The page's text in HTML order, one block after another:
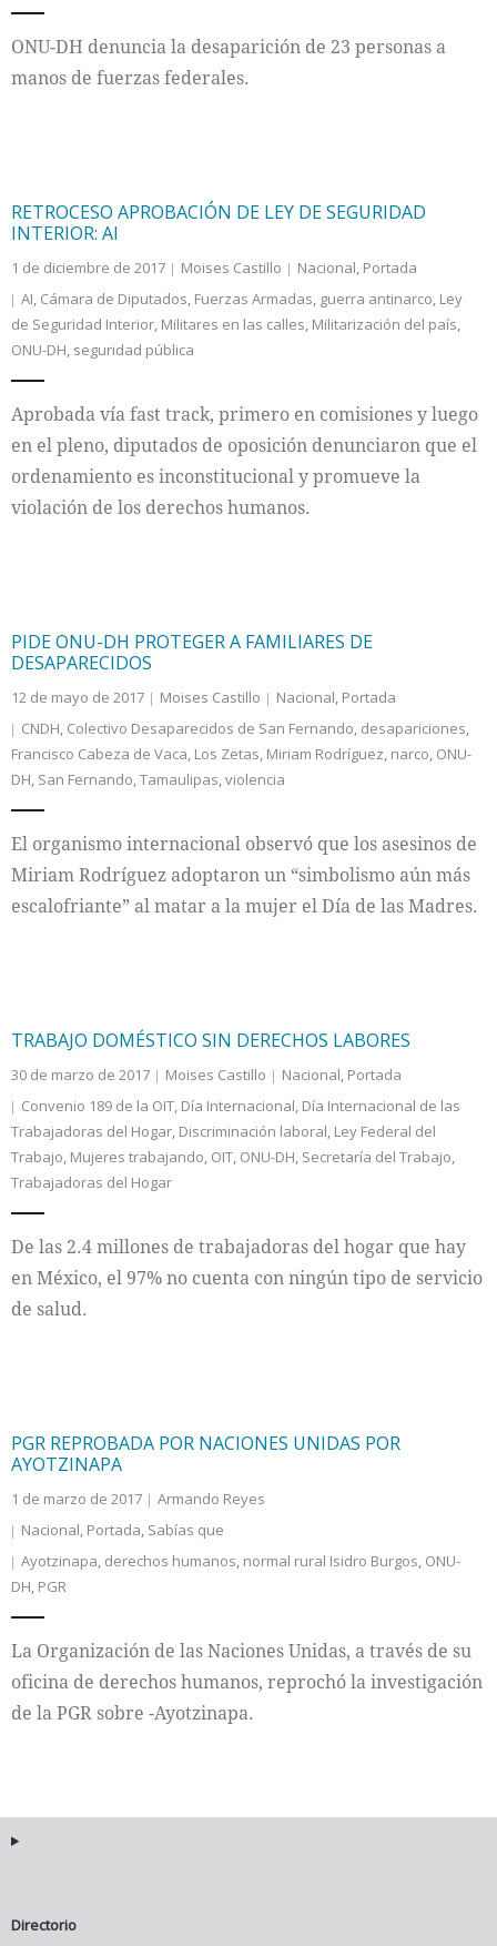
ONU-DH denuncia la desaparición de 23 personas a
manos de fuerzas federales.
RETROCESO APROBACIÓN DE LEY DE SEGURIDAD
INTERIOR: AI
1 de diciembre de 2017 Moises Castillo Nacional, Portada
AI, Cámara de Diputados, Fuerzas Armadas, guerra antinarco, Ley
de Seguridad Interior, Militares en las calles, Militarización del país,
ONU-DH, seguridad pública
Aprobada vía fast track, primero en comisiones y luego
en el pleno, diputados de oposición denunciaron que el
ordenamiento es inconstitucional y promueve la
violación de los derechos humanos.
PIDE ONU-DH PROTEGER A FAMILIARES DE
DESAPARECIDOS
12 de mayo de 2017 Moises Castillo Nacional, Portada
CNDH, Colectivo Desaparecidos de San Fernando, desapariciones,
Francisco Cabeza de Vaca, Los Zetas, Miriam Rodríguez, narco, ONU-
DH, San Fernando,Tamaulipas,violencia
El organismo internacional observó que los asesinos de
Miriam Rodríguez adoptaron un “simbolismo aún más
escalofriante” al matar a la mujer el Día de las Madres.
TRABAJO DOMÉSTICO SIN DERECHOS LABORES
30 de marzo de 2017 Moises Castillo Nacional, Portada
Convenio 189 de la OIT, Día Internacional, Día Internacional de las
Trabajadoras del Hogar, Discriminación laboral, Ley Federal del
Trabajo, Mujeres trabajando, OIT, ONU-DH, Secretaría del Trabajo,
Trabajadoras del Hogar
De las 2.4 millones de trabajadoras del hogar que hay
en México, el 97% no cuenta con ningún tipo de servicio
de salud.
PGR REPROBADA POR NACIONES UNIDAS POR
AYOTZINAPA
1 de marzo de 2017
Armando Reyes
Nacional, Portada, Sabías que
Ayotzinapa, derechos humanos, normal rural Isidro Burgos, ONU-
DH, PGR
La Organización de las Naciones Unidas, a través de su
oficina de derechos humanos, reprochó la investigación
de la PGR sobre -Ayotzinapa.
Directorio